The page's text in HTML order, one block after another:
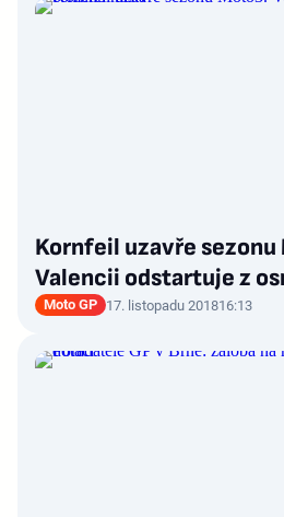
Kornfeil uzavře sezonu
Valencii odstartuje z
Moto GP 17. listopadu 201816:13